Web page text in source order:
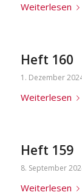
Weiterlesen
Heft 160
1. Dezember
Weiterlesen
Heft 159
8. September
Weiterlesen